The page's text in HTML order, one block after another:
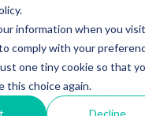
information when you
comply with your
one tiny cookie so that
this choice again.
Decline
ou
mais as